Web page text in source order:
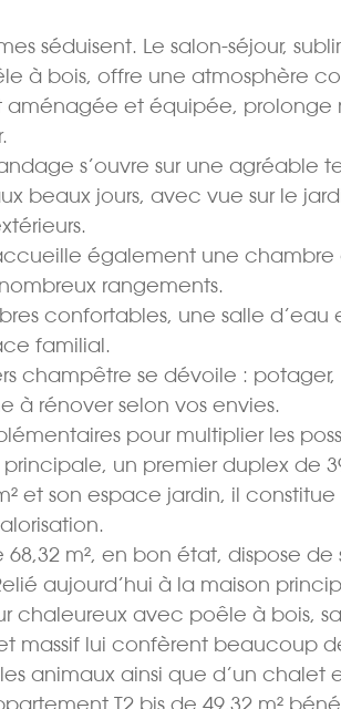
séduisent. Le salon-séjour,
à bois, offre une atmosphère
aménagée et équipée,
s’ouvre sur une agréable
beaux jours, avec vue sur le
également une
rangements.
confortables, une salle
familial.
champêtre se dévoile :
à rénover selon vos envies.
pour multiplier les
un premier duplex de
et son espace jardin, il
68,32 m², en bon état, dispose
aujourd’hui à la maison
chaleureux avec poêle à bois,
massif lui confèrent beaucoup
animaux ainsi que d’un chalet
T2 bis de 49,32 m²